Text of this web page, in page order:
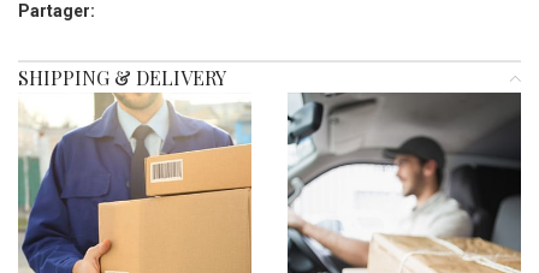
Partager:
SHIPPING & DELIVERY